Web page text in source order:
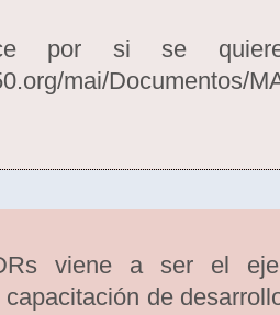
por si se
mai/Documentos/
viene a ser el
de